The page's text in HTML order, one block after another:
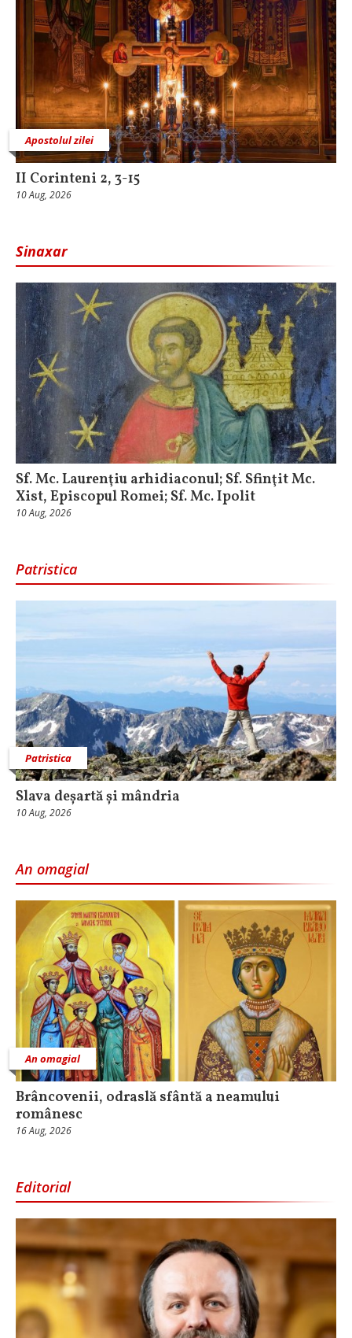
Apostolul zilei
II Corinteni 2, 3-15
10 Aug, 2026
Sinaxar
Sf. Mc. Laurenţiu arhidiaconul; Sf. Sfinţit Mc.
Xist, Episcopul Romei; Sf. Mc. Ipolit
10 Aug, 2026
Patristica
Patristica
Slava deșartă și mândria
10 Aug, 2026
An omagial
An omagial
Brâncovenii, odraslă sfântă a neamului
românesc
16 Aug, 2026
Editorial